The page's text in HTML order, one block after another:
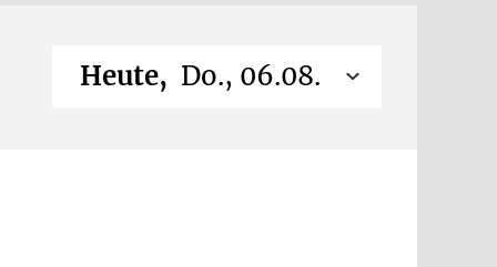
Heute, Do., 06.08.